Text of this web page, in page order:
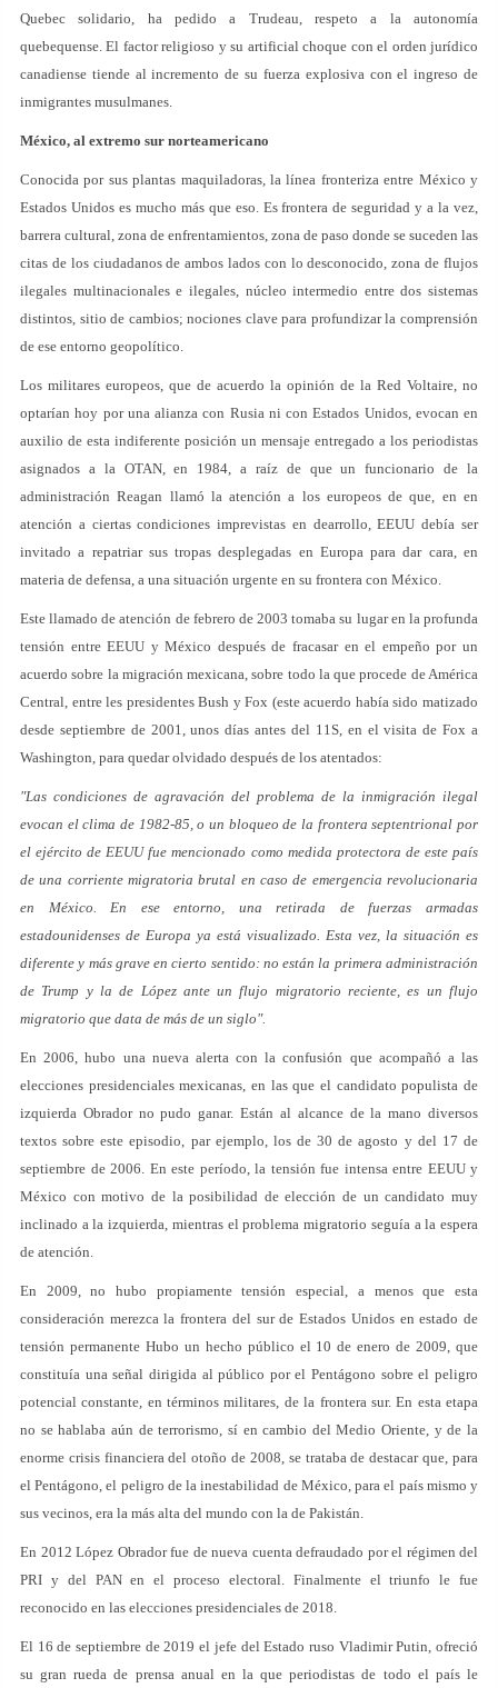
Quebec solidario, ha pedido a Trudeau, respeto a la autonomía
quebequense. El factor religioso y su artificial choque con el orden jurídico
canadiense tiende al incremento de su fuerza explosiva con el ingreso de
inmigrantes musulmanes.
México, al extremo sur norteamericano
Conocida por sus plantas maquiladoras, la línea fronteriza entre México y
Estados Unidos es mucho más que eso. Es frontera de seguridad y a la vez,
barrera cultural, zona de enfrentamientos, zona de paso donde se suceden las
citas de los ciudadanos de ambos lados con lo desconocido, zona de flujos
ilegales multinacionales e ilegales, núcleo intermedio entre dos sistemas
distintos, sitio de cambios; nociones clave para profundizar la comprensión
de ese entorno geopolítico.
Los militares europeos, que de acuerdo la opinión de la Red Voltaire, no
optarían hoy por una alianza con Rusia ni con Estados Unidos, evocan en
auxilio de esta indiferente posición un mensaje entregado a los periodistas
asignados a la OTAN, en 1984, a raíz de que un funcionario de la
administración Reagan llamó la atención a los europeos de que, en en
atención a ciertas condiciones imprevistas en dearrollo, EEUU debía ser
invitado a repatriar sus tropas desplegadas en Europa para dar cara, en
materia de defensa, a una situación urgente en su frontera con México.
Este llamado de atención de febrero de 2003 tomaba su lugar en la profunda
tensión entre EEUU y México después de fracasar en el empeño por un
acuerdo sobre la migración mexicana, sobre todo la que procede de América
Central, entre les presidentes Bush y Fox (este acuerdo había sido matizado
desde septiembre de 2001, unos días antes del 11S, en el visita de Fox a
Washington, para quedar olvidado después de los atentados:
"Las condiciones de agravación del problema de la inmigración ilegal
evocan el clima de 1982-85, o un bloqueo de la frontera septentrional por
el ejército de EEUU fue mencionado como medida protectora de este país
de una corriente migratoria brutal en caso de emergencia revolucionaria
en México. En ese entorno, una retirada de fuerzas armadas
estadounidenses de Europa ya está visualizado. Esta vez, la situación es
diferente y más grave en cierto sentido: no están la primera administración
de Trump y la de López ante un flujo migratorio reciente, es un flujo
migratorio que data de más de un siglo".
En 2006, hubo una nueva alerta con la confusión que acompañó a las
elecciones presidenciales mexicanas, en las que el candidato populista de
izquierda Obrador no pudo ganar. Están al alcance de la mano diversos
textos sobre este episodio, par ejemplo, los de 30 de agosto y del 17 de
septiembre de 2006. En este período, la tensión fue intensa entre EEUU y
México con motivo de la posibilidad de elección de un candidato muy
inclinado a la izquierda, mientras el problema migratorio seguía a la espera
de atención.
En 2009, no hubo propiamente tensión especial, a menos que esta
consideración merezca la frontera del sur de Estados Unidos en estado de
tensión permanente Hubo un hecho público el 10 de enero de 2009, que
constituía una señal dirigida al público por el Pentágono sobre el peligro
potencial constante, en términos militares, de la frontera sur. En esta etapa
no se hablaba aún de terrorismo, sí en cambio del Medio Oriente, y de la
enorme crisis financiera del otoño de 2008, se trataba de destacar que, para
el Pentágono, el peligro de la inestabilidad de México, para el país mismo y
sus vecinos, era la más alta del mundo con la de Pakistán.
En 2012 López Obrador fue de nueva cuenta defraudado por el régimen del
PRI y del PAN en el proceso electoral. Finalmente el triunfo le fue
reconocido en las elecciones presidenciales de 2018.
El 16 de septiembre de 2019 el jefe del Estado ruso Vladimir Putin, ofreció
su gran rueda de prensa anual en la que periodistas de todo el país le